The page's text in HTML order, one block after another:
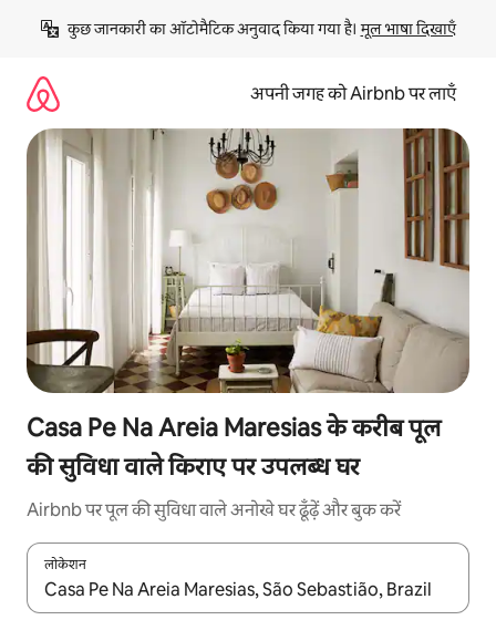
छोड़कर
कॉन्टेंट
कुछ जानकारी का ऑटोमैटिक अनुवाद किया गया है। मूल भाषा दिखाएँ
अपनी जगह को Airbnb पर लाएँ
Casa Pe Na Areia Maresias के करीब पूल
की सुविधा वाले किराए पर उपलब्ध घर
Airbnb पर पूल की सुविधा वाले अनोखे घर ढूँढ़ें और बुक करें
लोकेशन
नतीजों के उपलब्ध होने पर, अप और डाउन 'ऐरो की' का इस्तेमाल करके नेविगेट